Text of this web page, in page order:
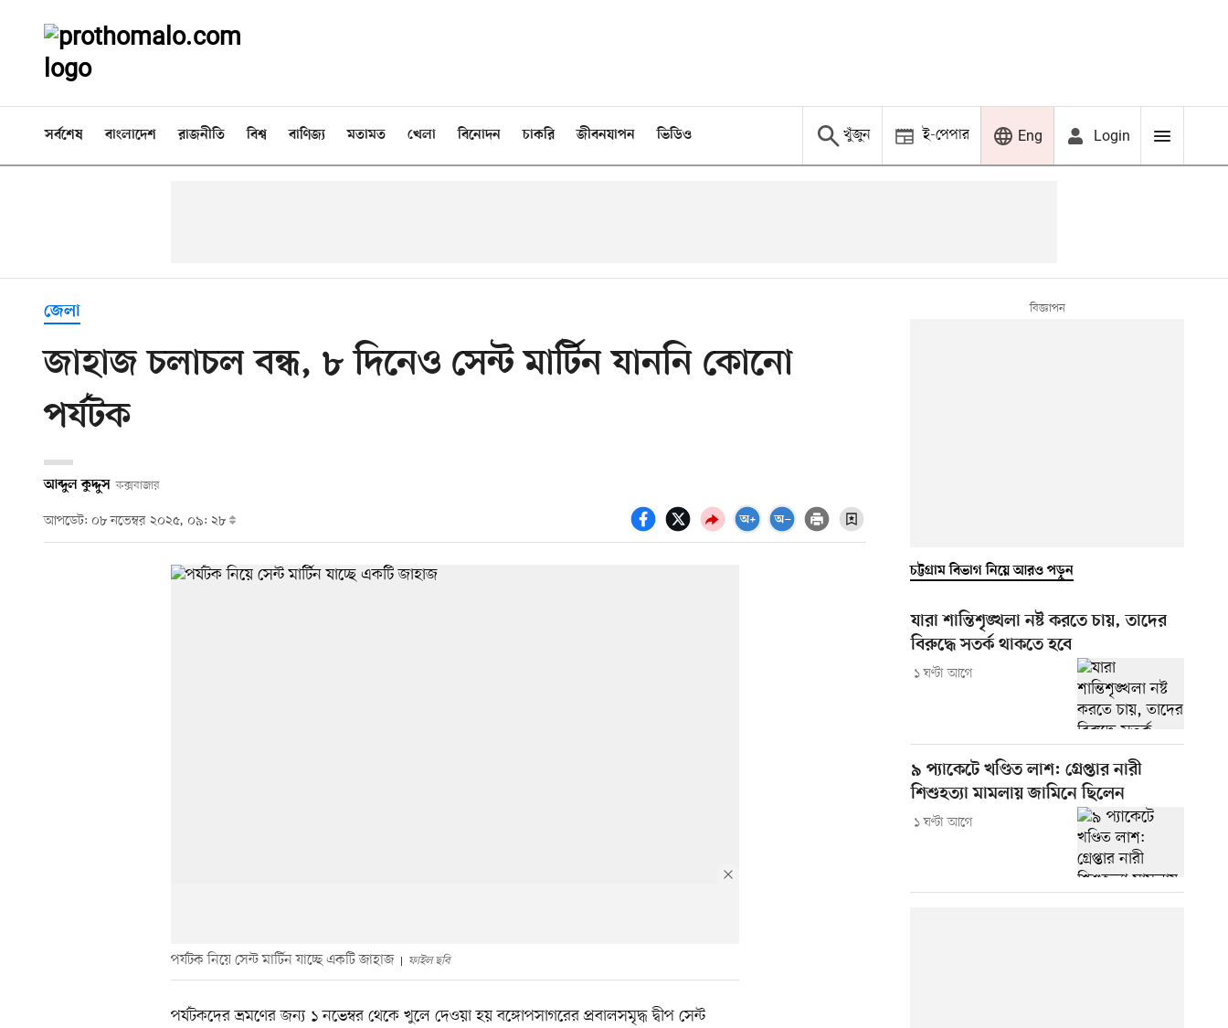
সর্বশেষ বাংলাদেশ রাজনীতি বিশ্ব বাণিজ্য মতামত খেলা বিনোদন চাকরি জীবনযাপন ভিডিও খুঁজুন ই-পেপার Eng Login
জেলা
জাহাজ চলাচল বন্ধ, ৮ দিনেও সেন্ট মার্টিন যাননি কোনো
পর্যটক
আব্দুল কুদ্দুস কক্সবাজার
আপডেট: ০৮ নভেম্বর ২০২৫, ০৯: ২৮
পর্যটক নিয়ে সেন্ট মার্টিন যাচ্ছে একটি জাহাজ ফাইল ছবি
পর্যটকদের ভ্রমণের জন্য ১ নভেম্বর থেকে খুলে দেওয়া হয় বঙ্গোপসাগরের প্রবালসমৃদ্ধ দ্বীপ সেন্ট
চট্টগ্রাম বিভাগ নিয়ে আরও পড়ুন
যারা শান্তিশৃঙ্খলা নষ্ট করতে চায়, তাদের
বিরুদ্ধে সতর্ক থাকতে হবে
১ ঘণ্টা আগে
৯ প্যাকেটে খণ্ডিত লাশ: গ্রেপ্তার নারী
শিশুহত্যা মামলায় জামিনে ছিলেন
১ ঘণ্টা আগে